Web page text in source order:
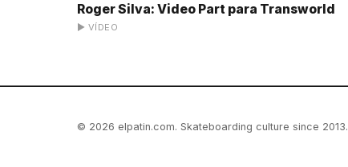
Roger Silva: Video Part para Transworld
▶ VÍDEO
© 2026 elpatin.com. Skateboarding culture since 2013.